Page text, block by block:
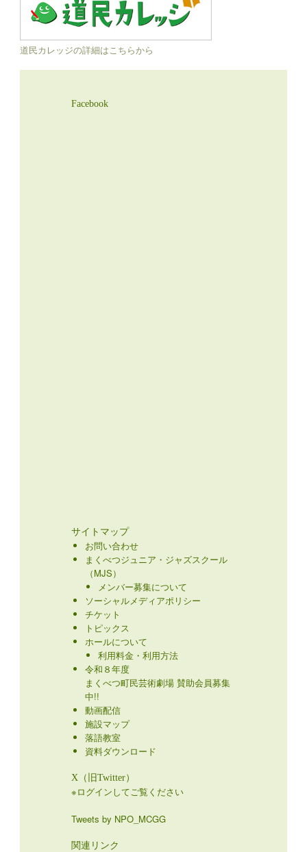
道民カレッジの詳細はこちらから
Facebook
サイトマップ
お問い合わせ
まくべつジュニア・ジャズスクール
（MJS）
メンバー募集について
ソーシャルメディアポリシー
チケット
トピックス
ホールについて
利用料金・利用方法
令和８年度
まくべつ町民芸術劇場 賛助会員募集
中!!
動画配信
施設マップ
落語教室
資料ダウンロード
X（旧Twitter）
※ログインしてご覧ください
Tweets by NPO_MCGG
関連リンク